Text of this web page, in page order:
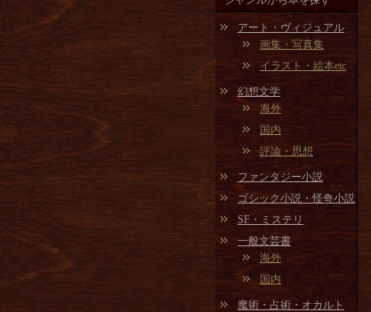
アート・ヴィジュアル
画集・写真集
イラスト・絵本etc
幻想文学
海外
国内
評論・思想
ファンタジー小説
ゴシック小説・怪奇小説
SF・ミステリ
一般文芸書
海外
国内
魔術・占術・オカルト